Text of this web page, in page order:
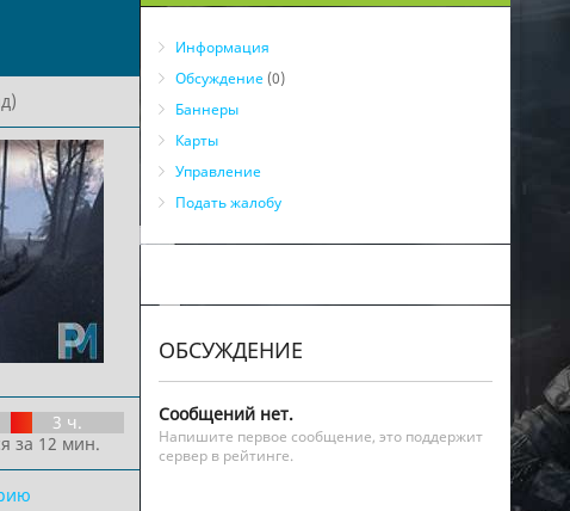
3 ч.
за 12 мин.
Информация
Обсуждение(0)
Баннеры
Карты
Управление
Подать жалобу
ОБСУЖДЕНИЕ
Сообщений нет.
Напишите первое сообщение, это поддержит
сервер в рейтинге.